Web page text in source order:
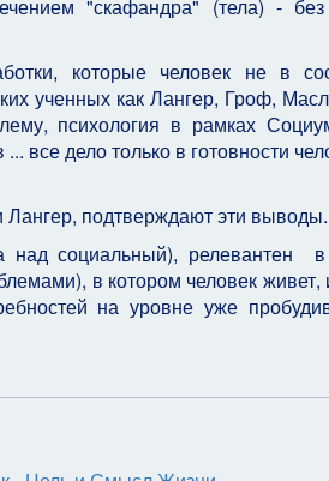
"скафандра" (тела) - без
которые человек не в
ученных как Лангер, Гроф,
психология в рамках
все дело только в готовности
Лангер, подтверждают эти
над социальный), релевантен в
в котором человек живет,
на уровне уже